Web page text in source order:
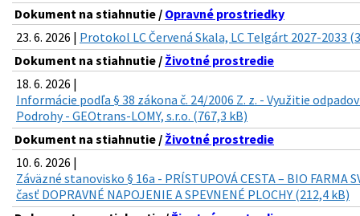
Dokument na stiahnutie / Opravné prostriedky
23. 6. 2026 | Protokol LC Červená Skala, LC Telgárt 2027-2033
Dokument na stiahnutie / Životné prostredie
18. 6. 2026 |
Informácie podľa § 38 zákona č. 24/2006 Z. z. - Využitie
Podrohy - GEOtrans-LOMY, s.r.o. (767,3 kB)
Dokument na stiahnutie / Životné prostredie
10. 6. 2026 |
Záväzné stanovisko § 16a - PRÍSTUPOVÁ CESTA – BIO FARMA
časť DOPRAVNÉ NAPOJENIE A SPEVNENÉ PLOCHY (212,4 kB)